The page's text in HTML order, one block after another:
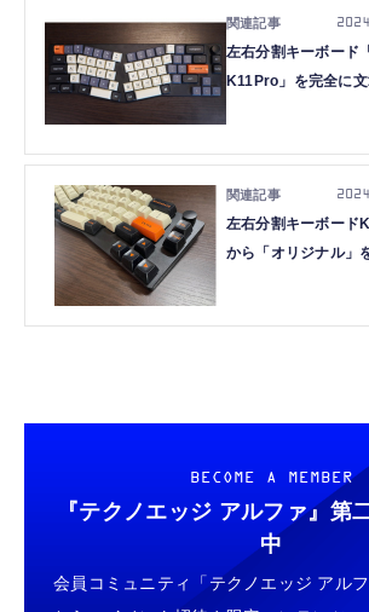
左右分割キーボード
K11Pro」を完全に
左右分割キーボー
から「オリジナル」
BECOME A MEMBER
『テクノエッジ アルファ』 第
中
会員コミュニティ「テクノエッジ アル